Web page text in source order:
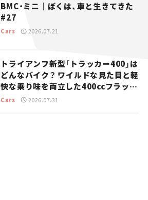
BMC・ミニ｜ぼくは、車と生きてきた
#27
Cars 2026.07.21
トライアンフ新型「トラッカー400」は
どんなバイク？ ワイルドな見た目と軽
快な乗り味を両立した400ccフラット
トラッカー【試乗レビュー】
Cars 2026.07.31